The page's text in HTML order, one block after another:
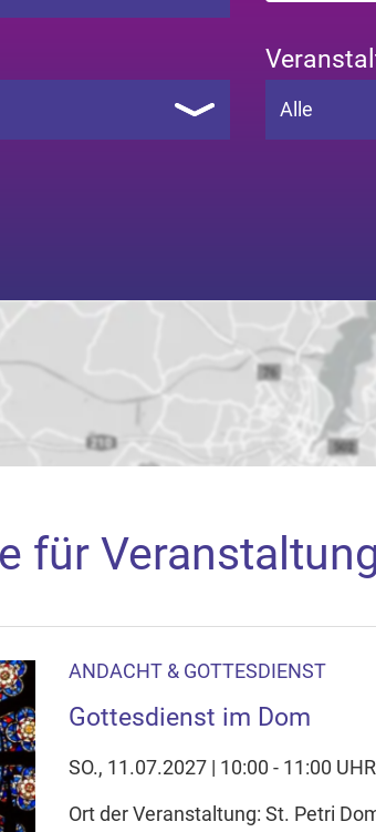
Alle
akzeptieren Sie, dass die Anwendung
Gerät setzt, z.B. zwecks
für
ANDACHT & GOTTESDIENST
Gottesdienst im Dom
SO., 11.07.2027 | 10:00 - 11:00 UHR
Ort der Veranstaltung: St. Petri